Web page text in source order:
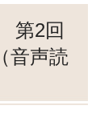
第2回
音声読